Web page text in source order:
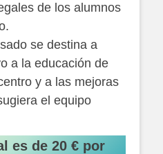
de los alumnos
se destina a
a la educación de
y a las mejoras
el equipo
es de 20 € por